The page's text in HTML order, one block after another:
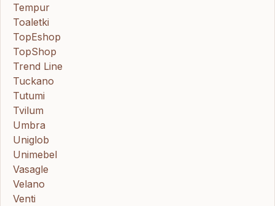
Tempur
Toaletki
TopEshop
TopShop
Trend Line
Tuckano
Tutumi
Tvilum
Umbra
Uniglob
Unimebel
Vasagle
Velano
Venti